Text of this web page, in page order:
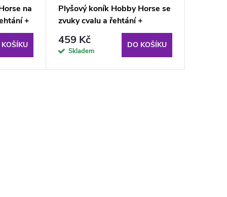
na
+
Plyšový koník Hobby Horse se
zvuky cvalu a řehtání +
pohyblivá tlama
459 Kč
Skladem
DO KOŠÍKU